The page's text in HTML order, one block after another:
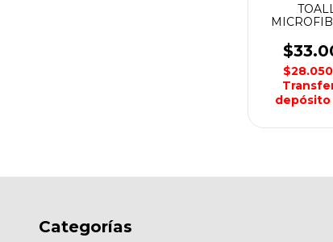
depósito
Categorías